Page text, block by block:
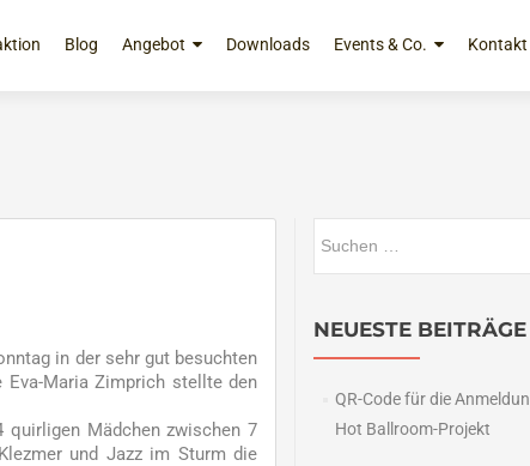
Blog Angebot Downloads Events & Co. Kontakt
in der sehr gut besuchten
Maria Zimprich stellte den
quirligen Mädchen zwischen 7
und Jazz im Sturm die
NEUESTE BEITRÄGE
QR-Code für die
Hot Ballroom-Projekt